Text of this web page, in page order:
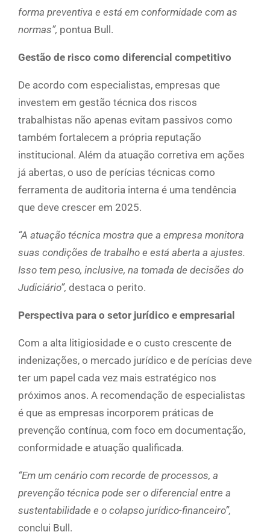
forma preventiva e está em conformidade com as
normas”, pontua Bull.
Gestão de risco como diferencial competitivo
De acordo com especialistas, empresas que
investem em gestão técnica dos riscos
trabalhistas não apenas evitam passivos como
também fortalecem a própria reputação
institucional. Além da atuação corretiva em ações
já abertas, o uso de perícias técnicas como
ferramenta de auditoria interna é uma tendência
que deve crescer em 2025.
“A atuação técnica mostra que a empresa monitora
suas condições de trabalho e está aberta a ajustes.
Isso tem peso, inclusive, na tomada de decisões do
Judiciário”, destaca o perito.
Perspectiva para o setor jurídico e empresarial
Com a alta litigiosidade e o custo crescente de
indenizações, o mercado jurídico e de perícias deve
ter um papel cada vez mais estratégico nos
próximos anos. A recomendação de especialistas
é que as empresas incorporem práticas de
prevenção contínua, com foco em documentação,
conformidade e atuação qualificada.
“Em um cenário com recorde de processos, a
prevenção técnica pode ser o diferencial entre a
sustentabilidade e o colapso jurídico-financeiro”,
conclui Bull.